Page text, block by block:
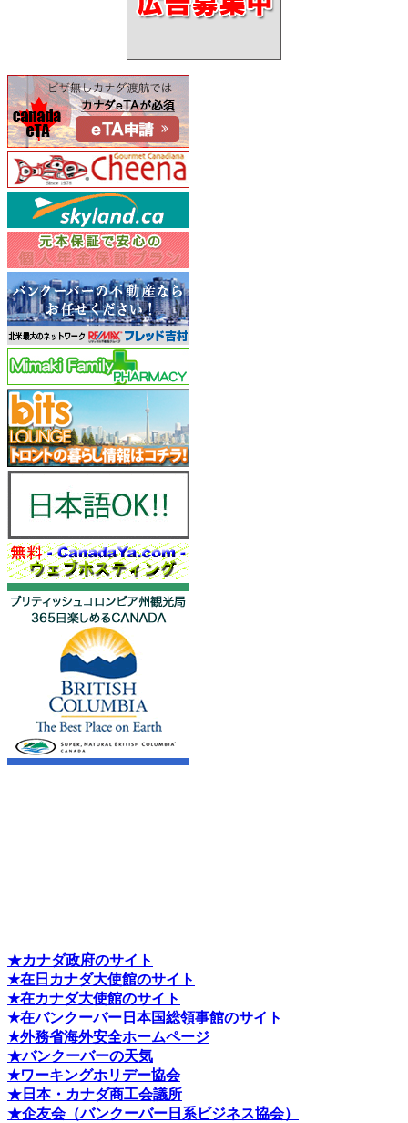
★カナダ政府のサイト
★在日カナダ大使館のサイト
★在カナダ大使館のサイト
★在バンクーバー日本国総領事館のサイト
★外務省海外安全ホームページ
★バンクーバーの天気
★ワーキングホリデー協会
★日本・カナダ商工会議所
★企友会（バンクーバー日系ビジネス協会）